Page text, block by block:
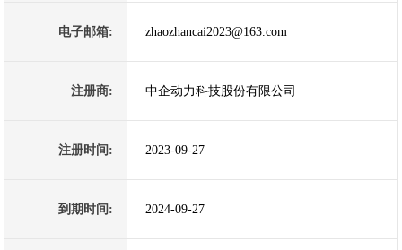
电子邮箱: zhaozhancai2023@163.com
注册商: 中企动力科技股份有限公司
注册时间: 2023-09-27
到期时间: 2024-09-27